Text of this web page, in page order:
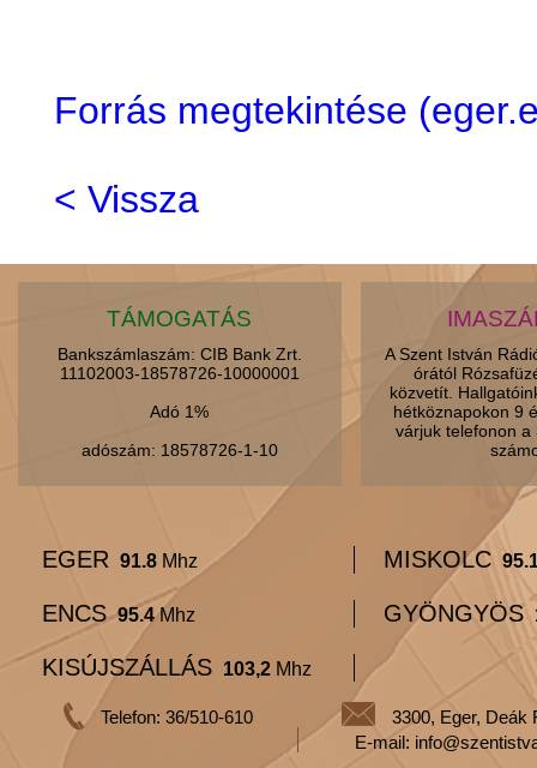
Forrás megtekintése
< Vissza
TÁMOGATÁS
Bankszámlaszám: CIB Bank Zrt.
11102003-18578726-10000001
Adó 1%
adószám: 18578726-1-10
A Szent István
órától
közvetít.
hétköznapokon 9
várjuk telefonon
EGER 91.8 Mhz MISKOLC
ENCS 95.4Mhz GYÖNGYÖS
KISÚJSZÁLLÁS 103,2 Mhz
Telefon: 36/510-610
3300, Eger, Deák
E-mail: